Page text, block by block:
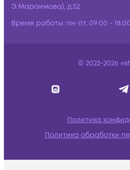
Э.Мараимова), д.52
Время работы: пн-пт, 09:00 - 18:00
© 2022-2026
Политика
Политика обработки